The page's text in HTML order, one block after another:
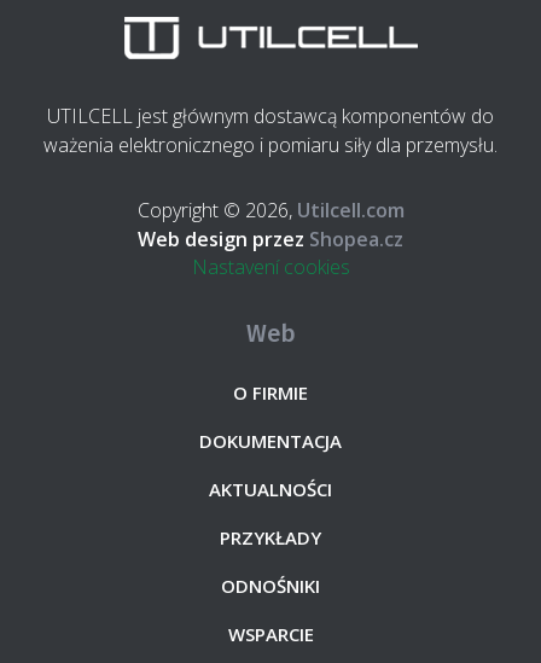
UTILCELL jest głównym dostawcą komponentów do
ważenia elektronicznego i pomiaru siły dla przemysłu.
Copyright © 2026, Utilcell.com
Web design przez Shopea.cz
Nastavení cookies
Web
O FIRMIE
DOKUMENTACJA
AKTUALNOŚCI
PRZYKŁADY
ODNOŚNIKI
WSPARCIE